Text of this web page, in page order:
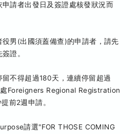
請者出發日及簽證處核發狀況而
男(出國須蓋備查)的申請者，請先
證。
不得超過180天，連續停留超過
Foreigners Regional Registration
前2週申請。
請選"FOR THOSE COMING